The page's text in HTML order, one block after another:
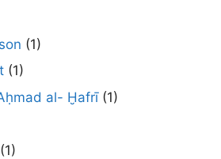
(1)
(1)
al- Ḫafrī(1)
(1)